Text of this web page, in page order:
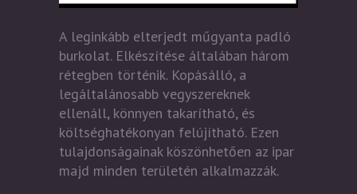
A leginkább elterjedt műgyanta padló
burkolat. Elkészítése általában három
rétegben történik. Kopásálló, a
legáltalánosabb vegyszereknek
ellenáll, könnyen takarítható, és
költséghatékonyan felújítható. Ezen
tulajdonságainak köszönhetően az ipar
majd minden területén alkalmazzák.